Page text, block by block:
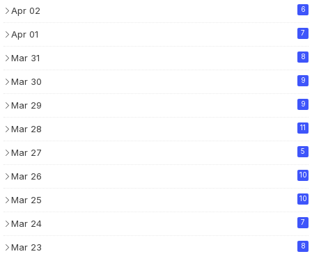
Apr 02 6
Apr 01 7
Mar 31 8
Mar 30 9
Mar 29 9
Mar 28 11
Mar 27 5
Mar 26 10
Mar 25 10
Mar 24 7
Mar 23 8